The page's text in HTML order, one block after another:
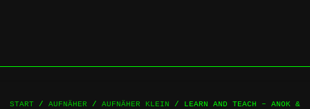
START / AUFNÄHER / AUFNÄHER KLEIN / LEARN AND TEACH – ANOK &